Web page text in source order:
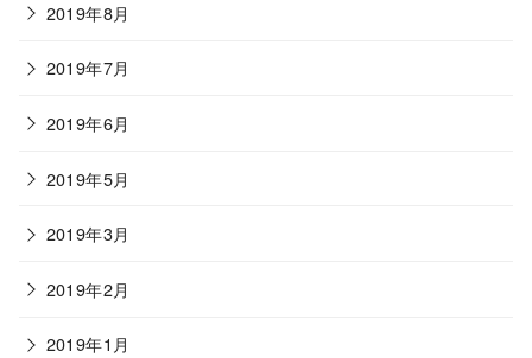
2019年8月
2019年7月
2019年6月
2019年5月
2019年3月
2019年2月
2019年1月